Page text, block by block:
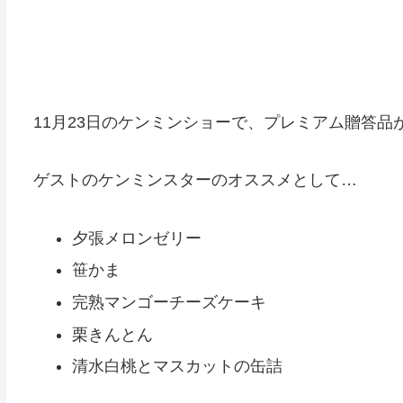
11月23日のケンミンショーで、プレミアム贈答品
ゲストのケンミンスターのオススメとして…
夕張メロンゼリー
笹かま
完熟マンゴーチーズケーキ
栗きんとん
清水白桃とマスカットの缶詰